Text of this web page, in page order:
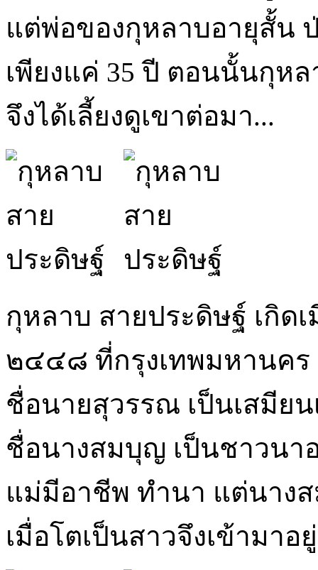
แต่พ่อของกุหลาบอายุสั้น
เพียงแค่ 35 ปี ตอนนั้นกุห
จึงได้เลี้ยงดูเขาต่อมา...
กุหลาบ สายประดิษฐ์ เกิด
๒๔๔๘ ที่กรุงเทพมหานค
ชื่อนายสุวรรณ เป็นเสมีย
ชื่อนางสมบุญ เป็นชาวนา
แม่มีอาชีพ ทำนา แต่นาง
เมื่อโตเป็นสาวจึงเข้ามา